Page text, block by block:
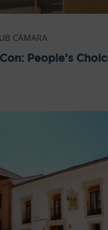
CÁMARA
People’s